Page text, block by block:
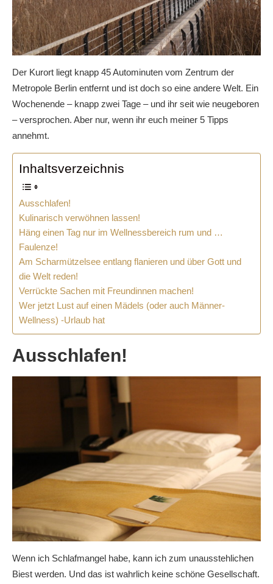
Der Kurort liegt knapp 45 Autominuten vom Zentrum der
Metropole Berlin entfernt und ist doch so eine andere Welt. Ein
Wochenende – knapp zwei Tage – und ihr seit wie neugeboren
– versprochen. Aber nur, wenn ihr euch meiner 5 Tipps
annehmt.
Inhaltsverzeichnis
Ausschlafen!
Kulinarisch verwöhnen lassen!
Häng einen Tag nur im Wellnessbereich rum und …
Faulenze!
Am Scharmützelsee entlang flanieren und über Gott und
die Welt reden!
Verrückte Sachen mit Freundinnen machen!
Wer jetzt Lust auf einen Mädels (oder auch Männer-
Wellness) -Urlaub hat
Ausschlafen!
Wenn ich Schlafmangel habe, kann ich zum unausstehlichen
Biest werden. Und das ist wahrlich keine schöne Gesellschaft.